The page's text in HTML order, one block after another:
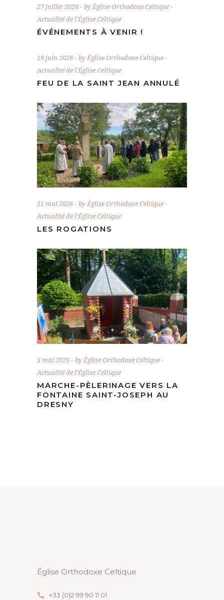
27 juillet 2026 byÉglise Orthodoxe Celtique
Actualité de l'Église Celtique
ÉVÉNEMENTS À VENIR !
19 juin 2026 byÉglise Orthodoxe Celtique
Actualité de l'Église Celtique
FEU DE LA SAINT JEAN ANNULÉ
11 mai 2026 byÉglise Orthodoxe Celtique
Actualité de l'Église Celtique
LES ROGATIONS
5 mai 2026 byÉglise Orthodoxe Celtique
Actualité de l'Église Celtique
MARCHE-PÈLERINAGE VERS LA
FONTAINE SAINT-JOSEPH AU
DRESNY
Église Orthodoxe Celtique
+33 (0)2 99 90 11 01